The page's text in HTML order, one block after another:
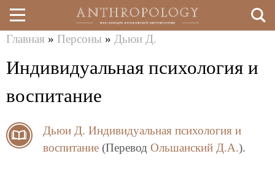
Перейти
к
здесь
Главная » Персоны » Дьюи Д.
Индивидуальная психология и
воспитание
Дьюи Д. Индивидуальная психология и
воспитание (Перевод Ольшанский Д.А.).